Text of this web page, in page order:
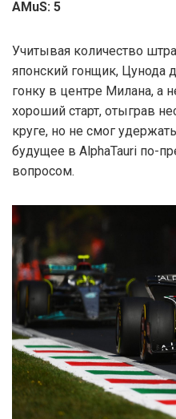
AMuS: 5
Учитывая количество
японский гонщик, Цунода
гонку в центре Милана, а
хороший старт, отыграв
круге, но не смог
будущее в AlphaTauri по-
вопросом.